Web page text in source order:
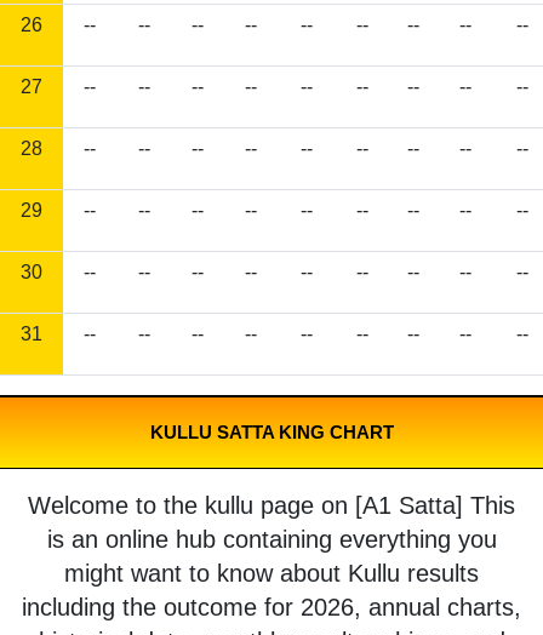
26 -- -- -- -- -- -- -- -- --
27 -- -- -- -- -- -- -- -- --
28 -- -- -- -- -- -- -- -- --
29 -- -- -- -- -- -- -- -- --
30 -- -- -- -- -- -- -- -- --
31 -- -- -- -- -- -- -- -- --
KULLU SATTA KING CHART
Welcome to the kullu page on [A1 Satta] This
is an online hub containing everything you
might want to know about Kullu results
including the outcome for 2026, annual charts,